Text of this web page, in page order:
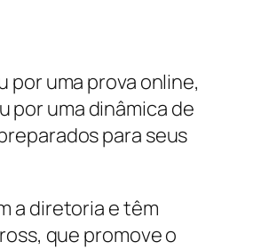
uma prova online,
por uma dinâmica de
para seus
a diretoria e têm
que promove o